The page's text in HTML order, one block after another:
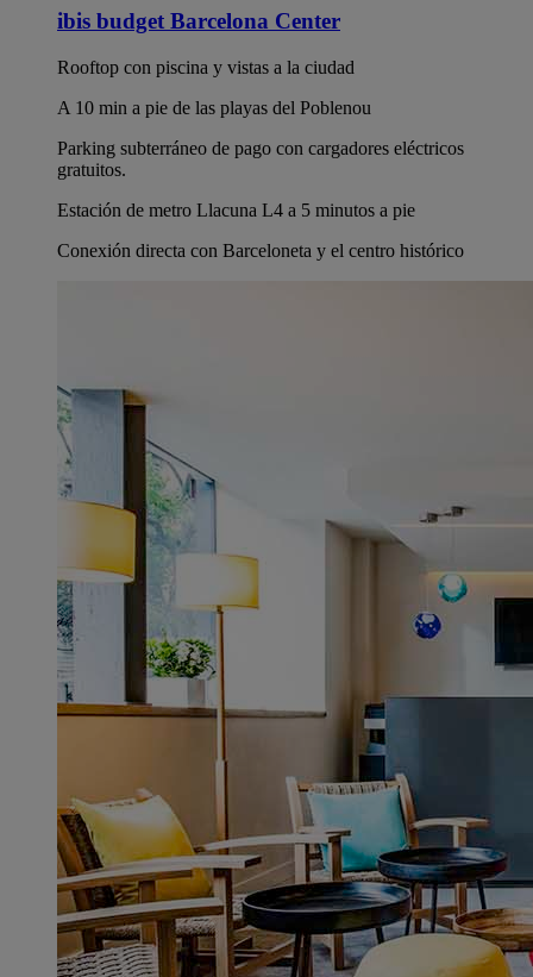
ibis budget Barcelona Center
Rooftop con piscina y vistas a la ciudad
A 10 min a pie de las playas del Poblenou
Parking subterráneo de pago con cargadores eléctricos
gratuitos.
Estación de metro Llacuna L4 a 5 minutos a pie
Conexión directa con Barceloneta y el centro histórico